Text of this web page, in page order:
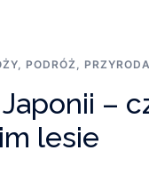
PODRÓŻ PRZYRODA
–
lesie